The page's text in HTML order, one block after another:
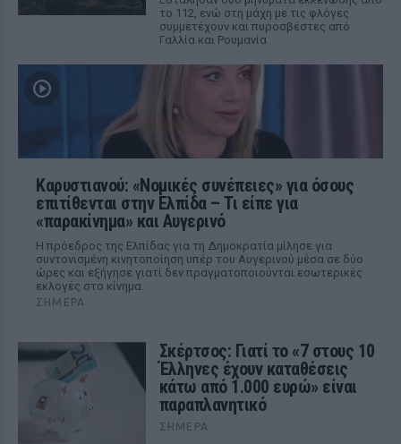
το 112, ενώ στη μάχη με τις φλόγες
συμμετέχουν και πυροσβέστες από
Γαλλία και Ρουμανία
Καρυστιανού: «Νομικές συνέπειες» για όσους
επιτίθενται στην Ελπίδα – Τι είπε για
«παρακίνημα» και Αυγερινό
Η πρόεδρος της Ελπίδας για τη Δημοκρατία μίλησε για
συντονισμένη κινητοποίηση υπέρ του Αυγερινού μέσα σε δύο
ώρες και εξήγησε γιατί δεν πραγματοποιούνται εσωτερικές
εκλογές στο κίνημα.
ΣΉΜΕΡΑ
Σκέρτσος: Γιατί το «7 στους 10
Έλληνες έχουν καταθέσεις
κάτω από 1.000 ευρώ» είναι
παραπλανητικό
ΣΉΜΕΡΑ